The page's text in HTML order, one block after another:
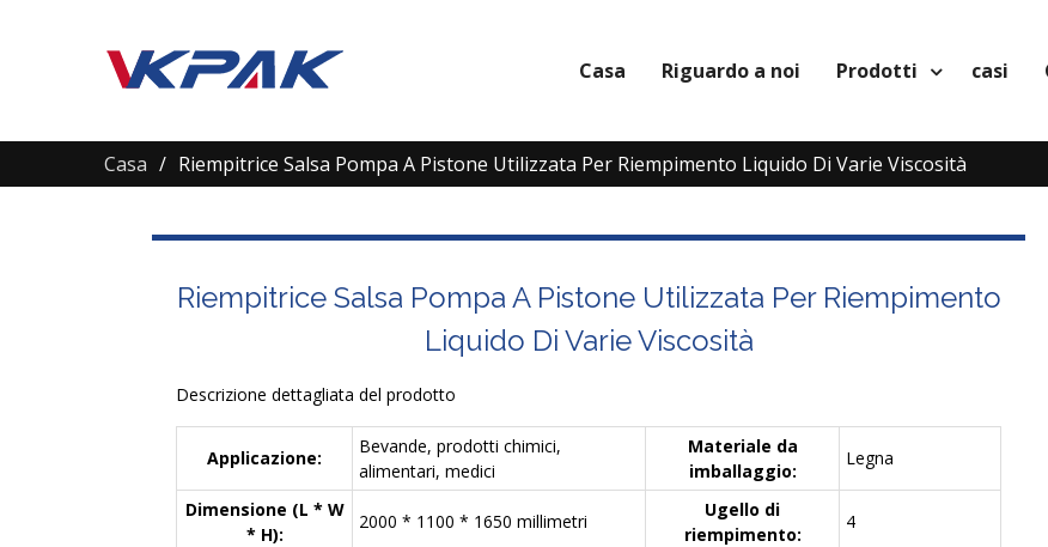
Casa Riguardo a noi Prodotti casi
Casa Riempitrice Salsa Pompa A Pistone Utilizzata Per Riempimento Liquido Di Varie Viscosità
Riempitrice Salsa Pompa A Pistone Utilizzata Per Riempimento
Liquido Di Varie Viscosità
Descrizione dettagliata del prodotto
Applicazione:
Bevande, prodotti chimici,
alimentari, medici
Materiale da
imballaggio:
Legna
Dimensione (L * W
* H):
2000 * 1100 * 1650 millimetri
Ugello di
riempimento:
4